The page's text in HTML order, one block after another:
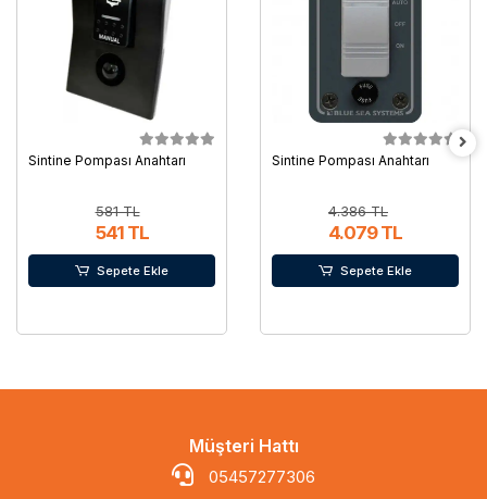
Sintine Pompası Anahtarı
581 TL
541 TL
Sepete Ekle
Sintine Pompası Anahtarı
4.386 TL
4.079 TL
Sepete Ekle
Müşteri Hattı
05457277306